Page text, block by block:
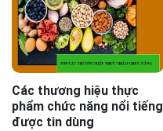
Các thương hiệu thực
phẩm chức năng nổi tiếng
được tin dùng